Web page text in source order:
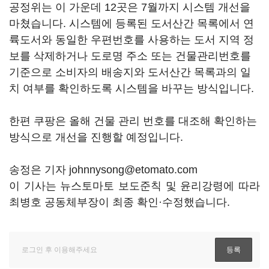
공정위는 이 가운데 12곳은 7월까지 시스템 개선을
마쳤습니다. 시스템에 등록된 도서산간 목록에서 연
륙도서와 동일한 우편번호를 사용하는 도서 지역 정
보를 삭제하거나 도로명 주소 또는 건물관리번호를
기준으로 소비자의 배송지와 도서산간 목록과의 일
치 여부를 확인하도록 시스템을 바꾸는 방식입니다.
한편 쿠팡은 올해 건물 관리 번호를 대조해 확인하는
방식으로 개선을 진행할 예정입니다.
송정은 기자 johnnysong@etomato.com
이 기사는 뉴스토마토 보도준칙 및 윤리강령에 따라
최병호 공동체부장이 최종 확인·수정했습니다.